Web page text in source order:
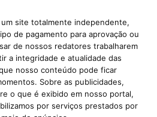
site totalmente independente,
de pagamento para aprovação ou
de nossos redatores trabalharem
a integridade e atualidade das
nosso conteúdo pode ficar
Sobre as publicidades,
o que é exibido em nosso portal,
por serviços prestados por